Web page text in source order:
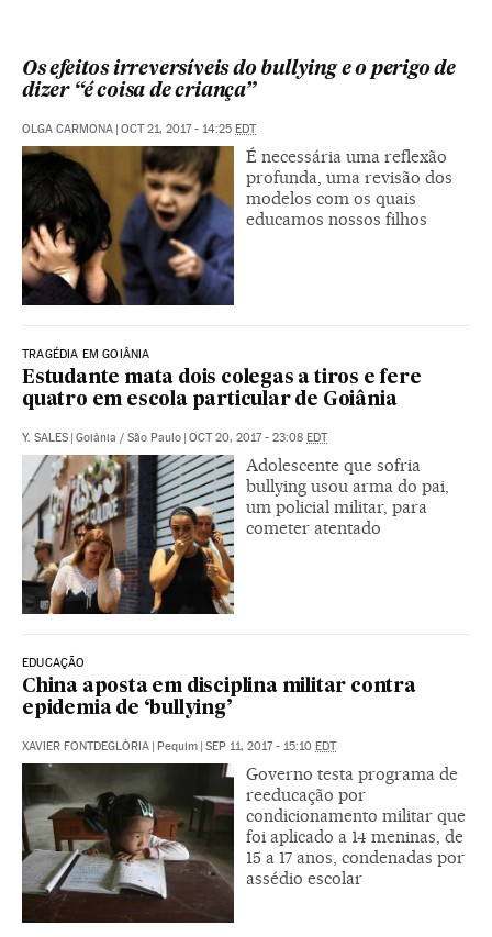
Os efeitos irreversíveis do bullying e o perigo de
dizer “é coisa de criança”
OLGA CARMONA | OCT 21, 2017 - 14:25 EDT
É necessária uma reflexão
profunda, uma revisão dos
modelos com os quais
educamos nossos filhos
TRAGÉDIA EM GOIÂNIA
Estudante mata dois colegas a tiros e fere
quatro em escola particular de Goiânia
Y. SALES | Goiânia / São Paulo | OCT 20, 2017 - 23:08 EDT
Adolescente que sofria
bullying usou arma do pai,
um policial militar, para
cometer atentado
EDUCAÇÃO
China aposta em disciplina militar contra
epidemia de ‘bullying’
XAVIER FONTDEGLÒRIA | Pequim | SEP 11, 2017 - 15:10 EDT
Governo testa programa de
reeducação por
condicionamento militar que
foi aplicado a 14 meninas, de
15 a 17 anos, condenadas por
assédio escolar